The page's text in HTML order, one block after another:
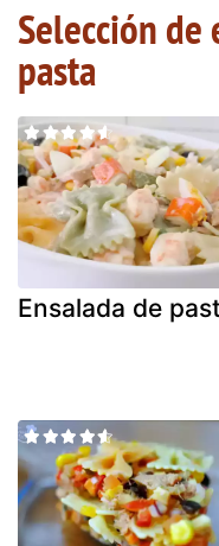
Selección de
pasta
Ensalada de